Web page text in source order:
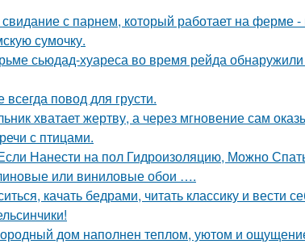
с парнем, который работает на ферме
сумочку.
сьюдад-хуареса во время рейда
повод для грусти.
хватает жертву, а через мгновение сам
с птицами.
Нанести на пол Гидроизоляцию, Можно
или виниловые обои ….
качать бедрами, читать классику и вести
дом наполнен теплом, уютом и